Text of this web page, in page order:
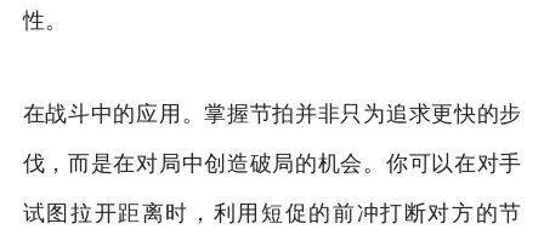
性。
在战斗中的应用。掌握节拍并非只为追求更快的步
伐，而是在对局中创造破局的机会。你可以在对手
试图拉开距离时，利用短促的前冲打断对方的节